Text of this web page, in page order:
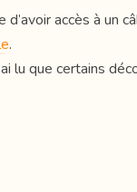
accès
.
que certains